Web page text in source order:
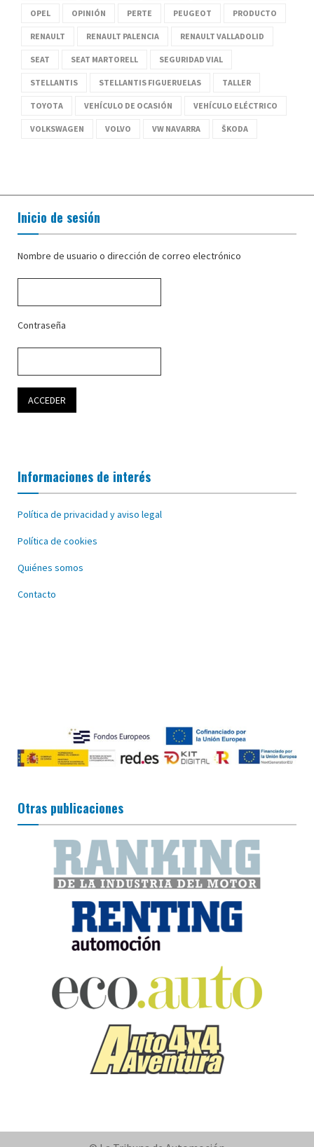
OPEL OPINIÓN PERTE PEUGEOT PRODUCTO
RENAULT RENAULT PALENCIA RENAULT VALLADOLID
SEAT SEAT MARTORELL SEGURIDAD VIAL
STELLANTIS STELLANTIS FIGUERUELAS TALLER
TOYOTA VEHÍCULO DE OCASIÓN VEHÍCULO ELÉCTRICO
VOLKSWAGEN VOLVO VW NAVARRA ŠKODA
Inicio de sesión
Nombre de usuario o dirección de correo electrónico
Contraseña
Informaciones de interés
Política de privacidad y aviso legal
Política de cookies
Quiénes somos
Contacto
Otras publicaciones